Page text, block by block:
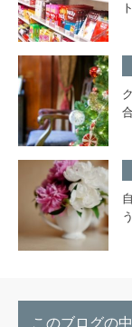
このブログの